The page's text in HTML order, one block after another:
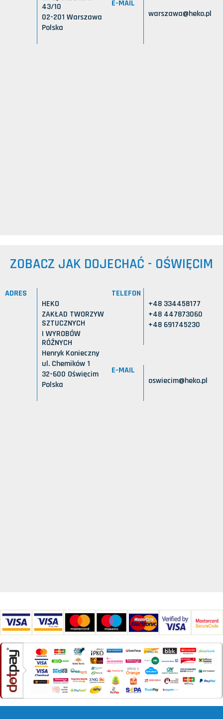
43/10
02-201 Warszawa
Polska
E-MAIL
warszawa@heko.pl
ZOBACZ JAK DOJECHAĆ - OŚWIĘCIM
ADRES
HEKO
ZAKŁAD TWORZYW
SZTUCZNYCH
I WYROBÓW
RÓŻNYCH
Henryk Konieczny
ul. Chemików 1
32-600 Oświęcim
Polska
TELEFON
+48 334458177
+48 447873060
+48 691745230
E-MAIL
oswiecim@heko.pl